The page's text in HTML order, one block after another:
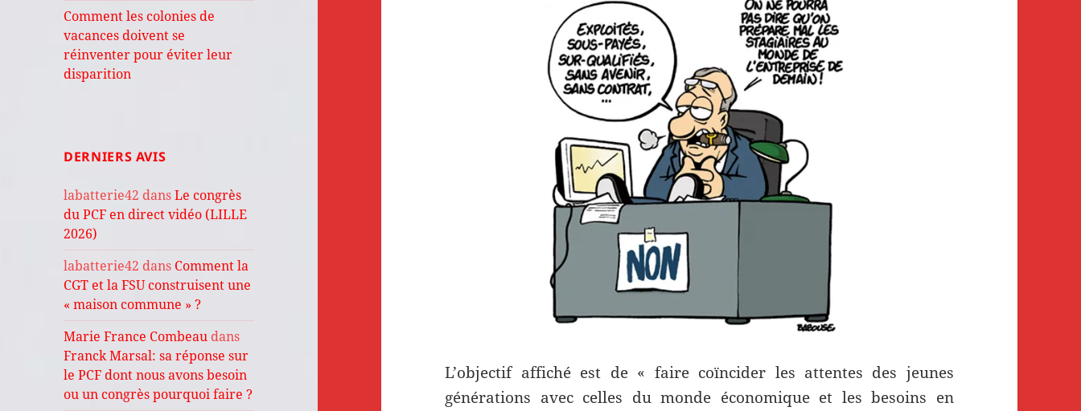
Comment les colonies de
vacances doivent se
réinventer pour éviter leur
disparition
DERNIERS AVIS
labatterie42 dansLe congrès
du PCF en direct vidéo (LILLE
2026)
labatterie42 dans Comment la
CGT et la FSU construisent une
« maison commune » ?
Marie France Combeau dans
Franck Marsal: sa réponse sur
le PCF dont nous avons besoin
ou un congrès pourquoi faire ?
L’objectif affiché est de « faire coïncider les attentes des jeunes
générations avec celles du monde économique et les besoins en